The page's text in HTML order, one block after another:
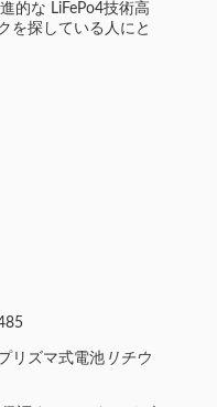
的な LiFePo4技術高
を探している人にと
リズマ式電池 リチウ